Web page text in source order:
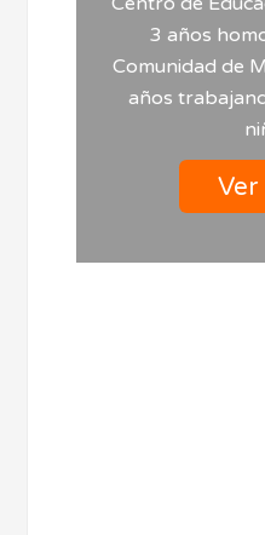
3 años
Comunidad de
años
Ver